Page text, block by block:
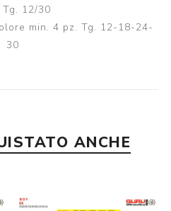
Tg. 12/30
min. 4 pz. Tg. 12-18-24-
30
ANCHE